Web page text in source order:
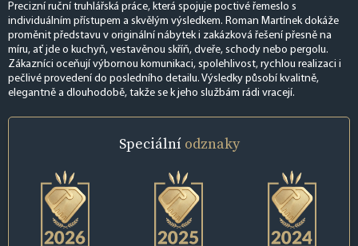
Precizní ruční truhlářská práce, která spojuje poctivé řemeslo s
individuálním přístupem a skvělým výsledkem. Roman Martínek dokáže
proměnit představu v originální nábytek i zakázková řešení přesně na
míru, ať jde o kuchyň, vestavěnou skříň, dveře, schody nebo pergolu.
Zákazníci oceňují výbornou komunikaci, spolehlivost, rychlou realizaci i
pečlivé provedení do posledního detailu. Výsledky působí kvalitně,
elegantně a dlouhodobě, takže se k jeho službám rádi vracejí.
Speciální odznaky